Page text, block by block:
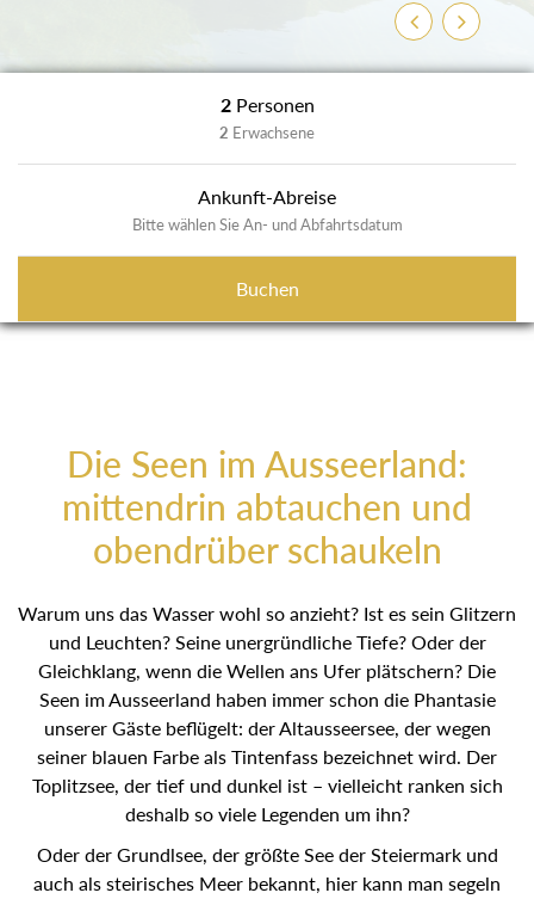
ZurückWeiter
2 Personen
2 Erwachsene
Ankunft-Abreise
Bitte wählen Sie An- und Abfahrtsdatum
Buchen
Die Seen im Ausseerland:
mittendrin abtauchen und
obendrüber schaukeln
Warum uns das Wasser wohl so anzieht? Ist es sein Glitzern
und Leuchten? Seine unergründliche Tiefe? Oder der
Gleichklang, wenn die Wellen ans Ufer plätschern? Die
Seen im Ausseerland haben immer schon die Phantasie
unserer Gäste beflügelt: der Altausseersee, der wegen
seiner blauen Farbe als Tintenfass bezeichnet wird. Der
Toplitzsee, der tief und dunkel ist – vielleicht ranken sich
deshalb so viele Legenden um ihn?
Oder der Grundlsee, der größte See der Steiermark und
auch als steirisches Meer bekannt, hier kann man segeln